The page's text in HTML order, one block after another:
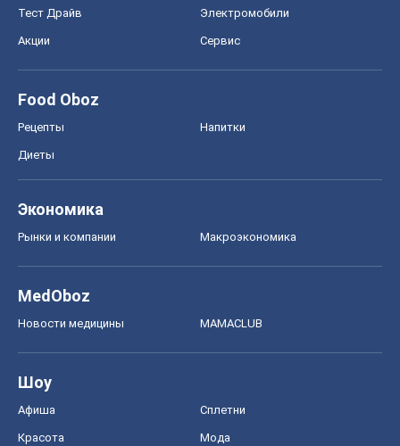
Тест Драйв Электромобили
Акции Сервис
Food Oboz
Рецепты Напитки
Диеты
Экономика
Рынки и компании Mакроэкономика
MedOboz
Новости медицины MAMACLUB
Шоу
Афиша Сплетни
Красота Мода